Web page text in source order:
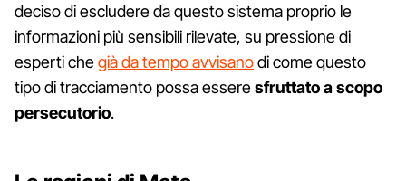
deciso di escludere da questo sistema proprio le
informazioni più sensibili rilevate, su pressione di
esperti chegià da tempo avvisanodi come questo
tipo di tracciamento possa esseresfruttato a scopo
persecutorio.